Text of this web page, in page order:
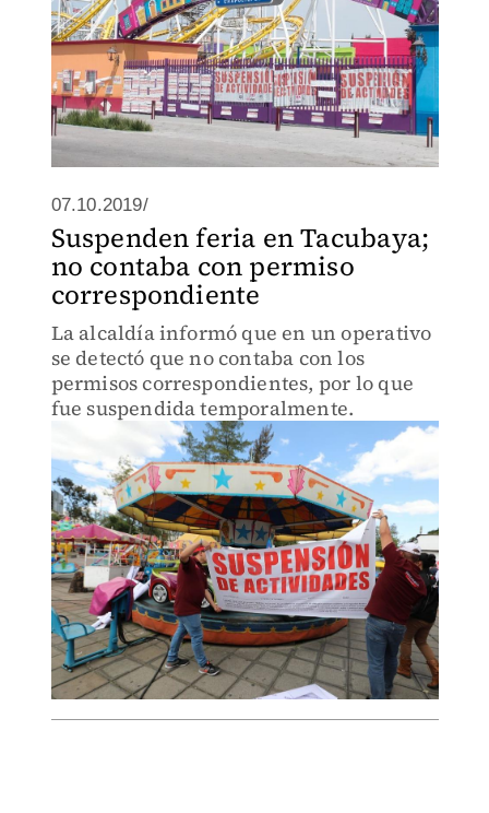
07.10.2019/
Suspenden feria en Tacubaya;
no contaba con permiso
correspondiente
La alcaldía informó que en un operativo
se detectó que no contaba con los
permisos correspondientes, por lo que
fue suspendida temporalmente.